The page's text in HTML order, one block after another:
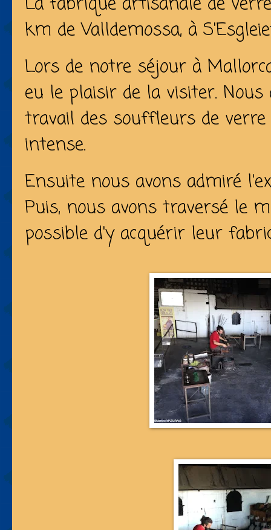
km de Valldemossa, à
Lors de notre séjour à
eu le plaisir de la visiter.
travail des souffleurs de verre
intense.
Ensuite nous avons admiré
Puis, nous avons traversé le
possible d'y acquérir leur